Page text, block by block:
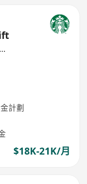
計劃
$18K-21K/月